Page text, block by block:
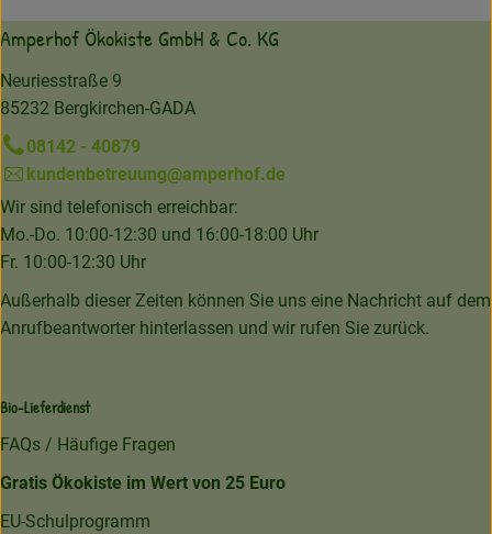
Amperhof Ökokiste GmbH & Co. KG
Neuriesstraße 9
85232 Bergkirchen-GADA
08142 - 40879
kundenbetreuung@amperhof.de
Wir sind telefonisch erreichbar:
Mo.-Do. 10:00-12:30 und 16:00-18:00 Uhr
Fr. 10:00-12:30 Uhr
Außerhalb dieser Zeiten können Sie uns eine Nachricht auf dem
Anrufbeantworter hinterlassen und wir rufen Sie zurück.
Bio-Lieferdienst
FAQs / Häufige Fragen
Gratis Ökokiste im Wert von 25 Euro
EU-Schulprogramm